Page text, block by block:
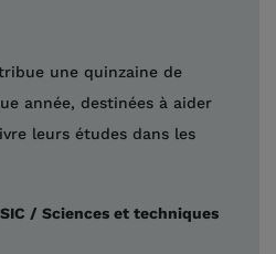
une quinzaine de
année, destinées à aider
leurs études dans les
/ Sciences et techniques